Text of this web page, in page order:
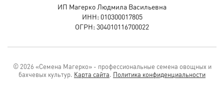
ИП Магерко Людмила Васильевна
ИНН: 010300017805
ОГРН: 304010116700022
© 2026 «Семена Магерко» - профессиональные семена овощных и
бахчевых культур. Карта сайта. Политика конфиденциальности